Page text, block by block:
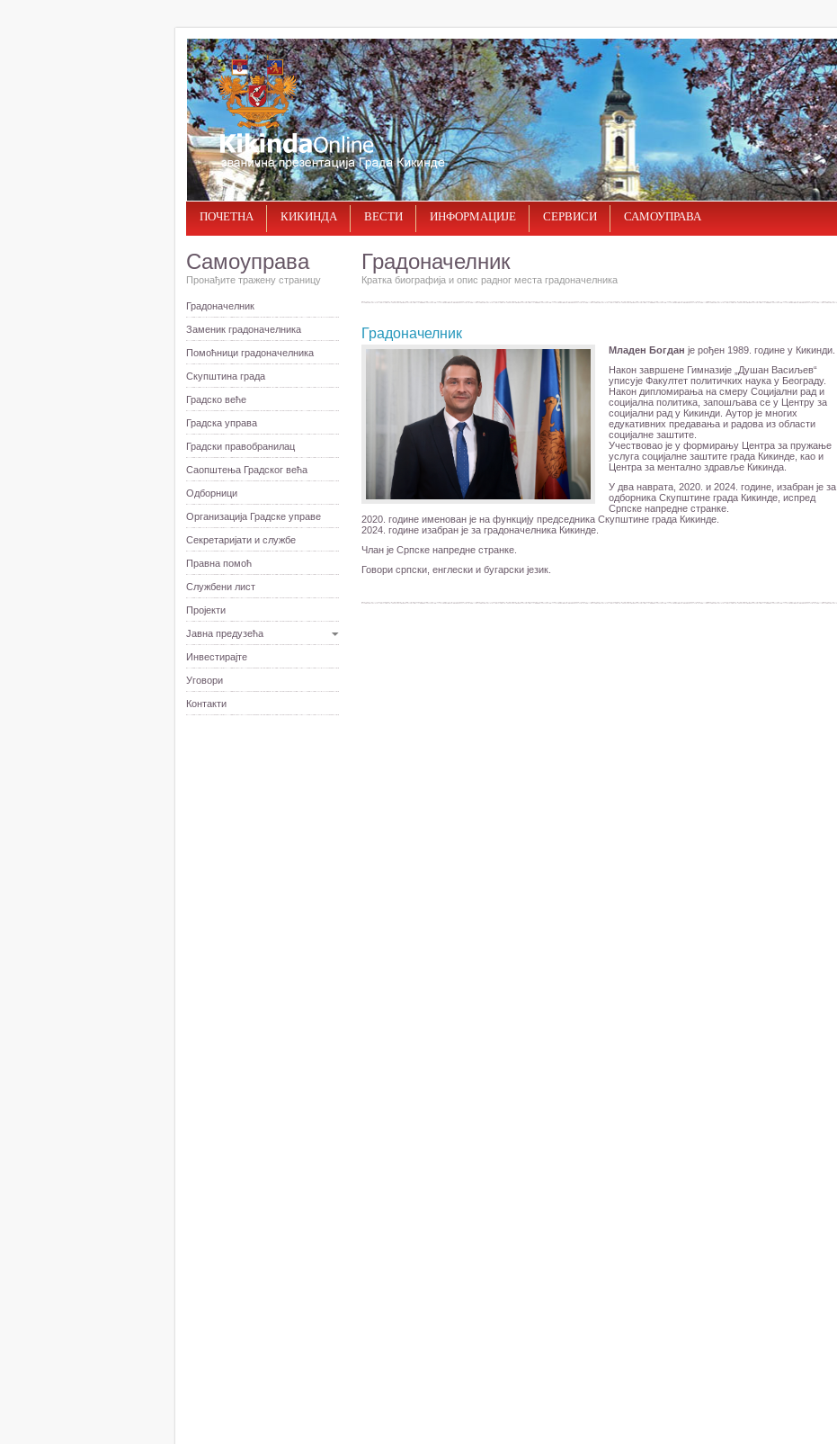
ПОЧЕТНА КИКИНДА ВЕСТИ ИНФОРМАЦИЈЕ СЕРВИСИ САМОУПРАВА
Самоуправа
Пронађите тражену страницу
Градоначелник
Заменик градоначелника
Помоћници градоначелника
Скупштина града
Градско веће
Градскa управа
Градски правобранилац
Саопштења Градског већа
Одборници
Организација Градске управе
Секретаријати и службе
Правна помоћ
Службени лист
Пројекти
Јавна предузећа
Инвестирајте
Уговори
Контакти
Градоначелник
Кратка биографија и опис радног места градоначелника
Градоначелник
Младен Богдан је рођен 1989. године у Кикинди.
Након завршене Гимназије „Душан Васиљев“
уписује Факултет политичких наука у Београду.
Након дипломирања на смеру Социјални рад и
социјална политика, запошљава се у Центру за
социјални рад у Кикинди. Аутор је многих
едукативних предавања и радова из области
социјалне заштите.
Учествовао је у формирању Центра за пружање
услуга социјалне заштите града Кикинде, као и
Центра за ментално здравље Кикинда.
У два наврата, 2020. и 2024. године, изабран је за
одборника Скупштине града Кикинде, испред
Српске напредне странке.
2020. године именован је на функцију председника Скупштине града Кикинде.
2024. године изабран је за градоначелника Кикинде.
Члан је Српске напредне странке.
Говори српски, енглески и бугарски језик.